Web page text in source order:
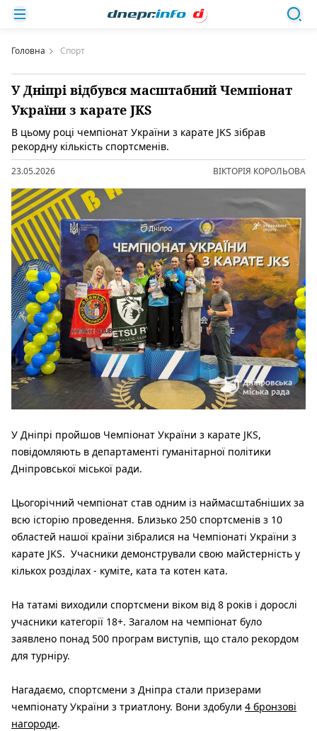
Головна Спорт
У Дніпрі відбувся масштабний Чемпіонат
України з карате JKS
В цьому році чемпіонат України з карате JKS зібрав
рекордну кількість спортсменів.
23.05.2026 ВІКТОРІЯ КОРОЛЬОВА
У Дніпрі пройшов Чемпіонат України з карате JKS,
повідомляють в департаменті гуманітарної політики
Дніпровської міської ради.
Цьогорічний чемпіонат став одним із наймасштабніших за
всю історію проведення. Близько 250 спортсменів з 10
областей нашої країни зібралися на Чемпіонаті України з
карате JKS. Учасники демонстрували свою майстерність у
кількох розділах - куміте, ката та котен ката.
На татамі виходили спортсмени віком від 8 років і дорослі
учасники категорії 18+. Загалом на чемпіонат було
заявлено понад 500 програм виступів, що стало рекордом
для турніру.
Нагадаємо, спортсмени з Дніпра стали призерами
чемпіонату України з триатлону. Вони здобули 4 бронзові
нагороди.